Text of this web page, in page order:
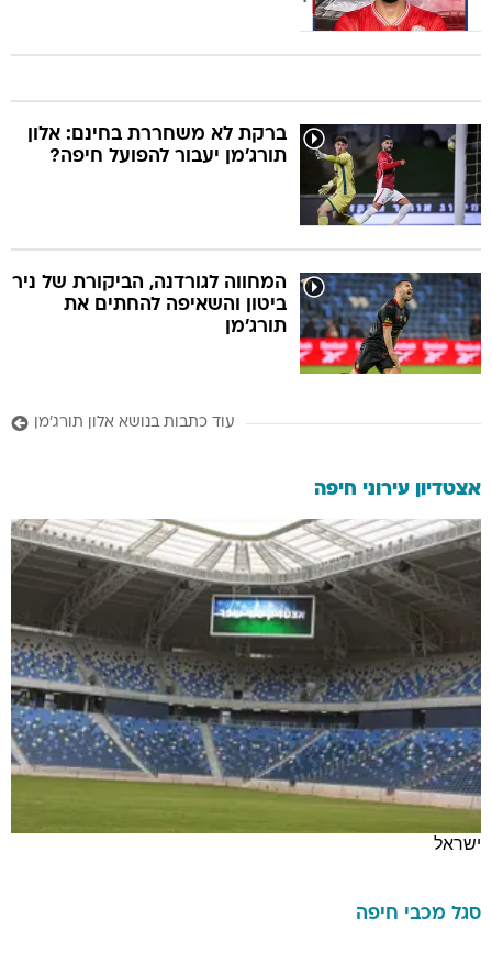
ברקת לא משחררת בחינם: אלון
תורג'מן יעבור להפועל חיפה?
המחווה לגורדנה, הביקורת של ניר
ביטון והשאיפה להחתים את
תורג'מן
עוד כתבות בנושא אלון תורג'מן
אצטדיון עירוני חיפה
ישראל
סגל מכבי חיפה